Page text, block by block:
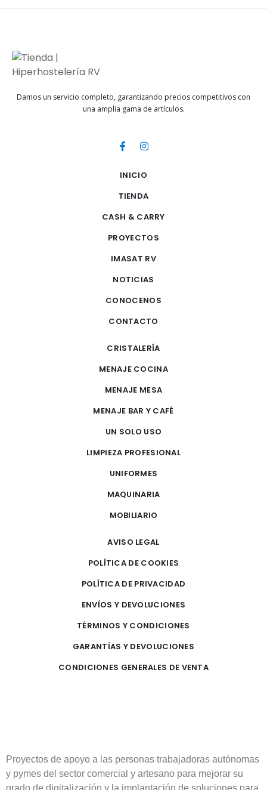
Damos un servicio completo, garantizando precios competitivos con
una amplia gama de artículos.
INICIO
TIENDA
CASH & CARRY
PROYECTOS
IMASAT RV
NOTICIAS
CONOCENOS
CONTACTO
CRISTALERÍA
MENAJE COCINA
MENAJE MESA
MENAJE BAR Y CAFÉ
UN SOLO USO
LIMPIEZA PROFESIONAL
UNIFORMES
MAQUINARIA
MOBILIARIO
AVISO LEGAL
POLÍTICA DE COOKIES
POLÍTICA DE PRIVACIDAD
ENVÍOS Y DEVOLUCIONES
TÉRMINOS Y CONDICIONES
GARANTÍAS Y DEVOLUCIONES
CONDICIONES GENERALES DE VENTA
Proyectos de apoyo a las personas trabajadoras autónomas
y pymes del sector comercial y artesano para mejorar su